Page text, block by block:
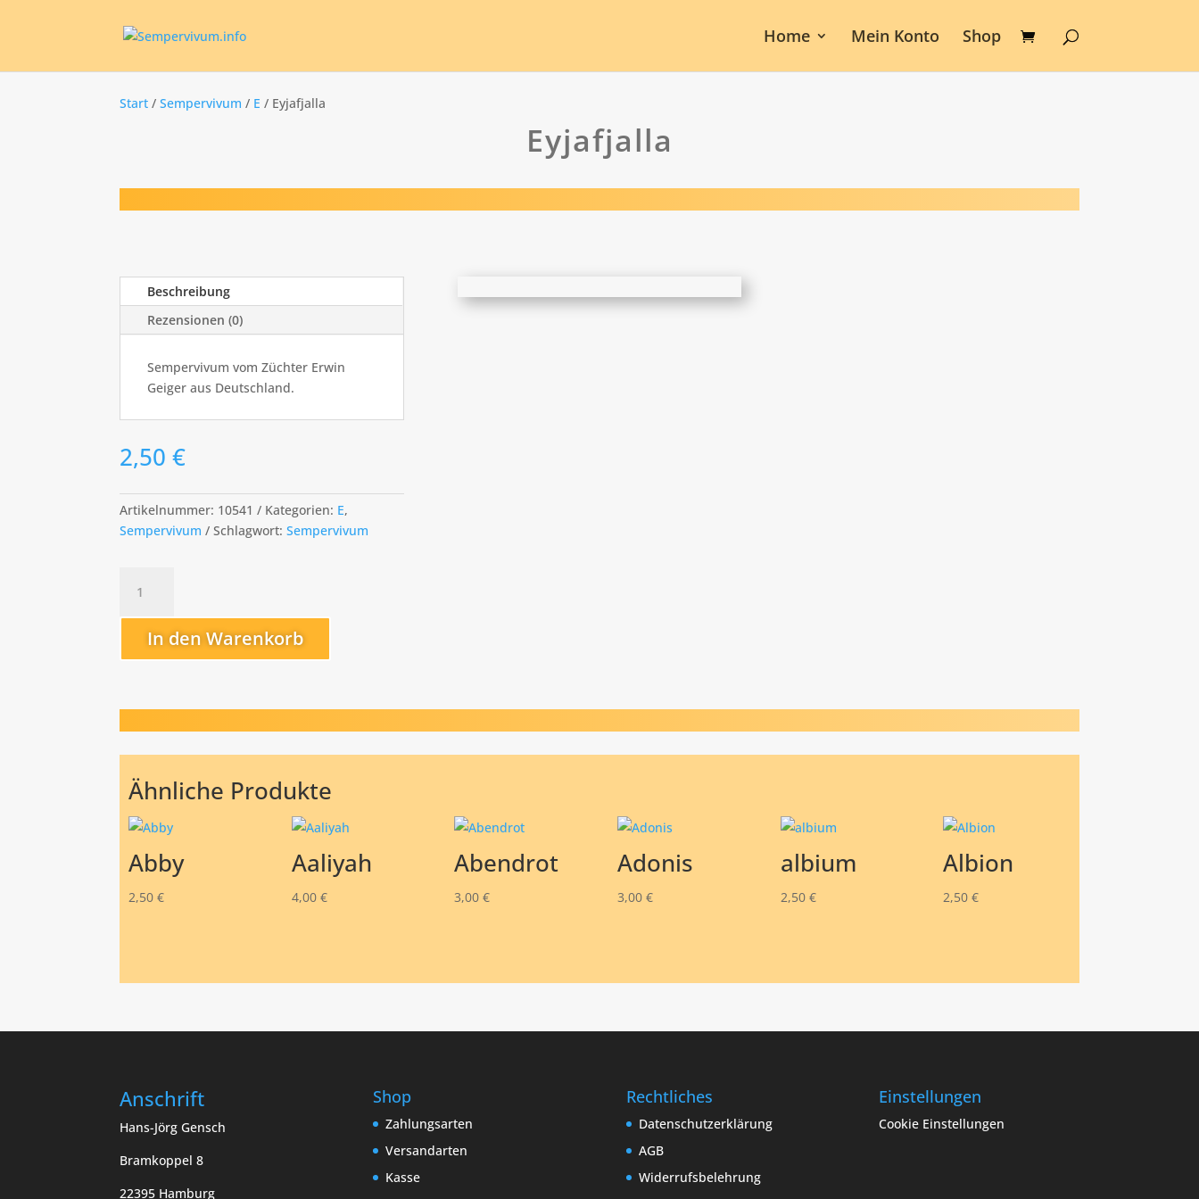
Home Mein Konto Shop
Start /Sempervivum / E / Eyjafjalla
Eyjafjalla
Beschreibung
Rezensionen (0)
Sempervivum vom Züchter Erwin
Geiger aus Deutschland.
2,50€
Artikelnummer: 10541 Kategorien: E,
Sempervivum
Schlagwort:Sempervivum
Menge
In den Warenkorb
Ähnliche Produkte
Abby
2,50€
Aaliyah
4,00 €
Abendrot
3,00€
Adonis
3,00 €
albium
2,50 €
Albion
2,50€
Anschrift
Hans-Jörg Gensch
Bramkoppel 8
22395 Hamburg
Shop
Zahlungsarten
Versandarten
Kasse
Rechtliches
Datenschutzerklärung
AGB
Widerrufsbelehrung
Einstellungen
Cookie Einstellungen